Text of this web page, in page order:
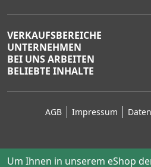
VERKAUFSBEREICHE
UNTERNEHMEN
BEI UNS ARBEITEN
BELIEBTE INHALTE
AGB Impressum
Um Ihnen in unserem eShop